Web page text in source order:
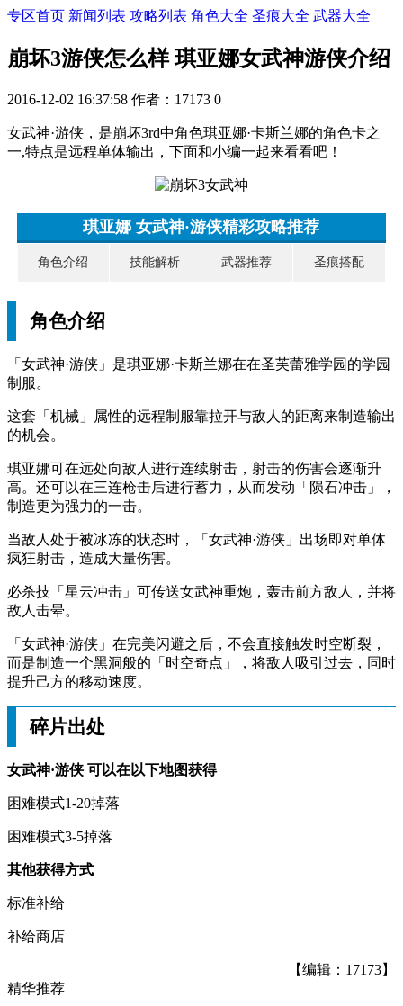
专区首页 新闻列表 攻略列表 角色大全 圣痕大全 武器大全
崩坏3游侠怎么样 琪亚娜女武神游侠介绍
2016-12-02 16:37:58 作者：17173 0
女武神·游侠 ，是崩坏3rd中角色琪亚娜·卡斯兰娜的角色卡之
一,特点是远程单体输出，下面和小编一起来看看吧！
琪亚娜 女武神·游侠精彩攻略推荐
角色介绍 技能解析 武器推荐 圣痕搭配
角色介绍
「女武神·游侠」是琪亚娜·卡斯兰娜在在圣芙蕾雅学园的学园
制服。
这套「机械」属性的远程制服靠拉开与敌人的距离来制造输出
的机会。
琪亚娜可在远处向敌人进行连续射击，射击的伤害会逐渐升
高。还可以在三连枪击后进行蓄力，从而发动「陨石冲击」，
制造更为强力的一击。
当敌人处于被冰冻的状态时，「女武神·游侠」出场即对单体
疯狂射击，造成大量伤害。
必杀技「星云冲击」可传送女武神重炮，轰击前方敌人，并将
敌人击晕。
「女武神·游侠」在完美闪避之后，不会直接触发时空断裂，
而是制造一个黑洞般的「时空奇点」，将敌人吸引过去，同时
提升己方的移动速度。
碎片出处
女武神·游侠 可以在以下地图获得
困难模式1-20掉落
困难模式3-5掉落
其他获得方式
标准补给
补给商店
【编辑：17173】
精华推荐